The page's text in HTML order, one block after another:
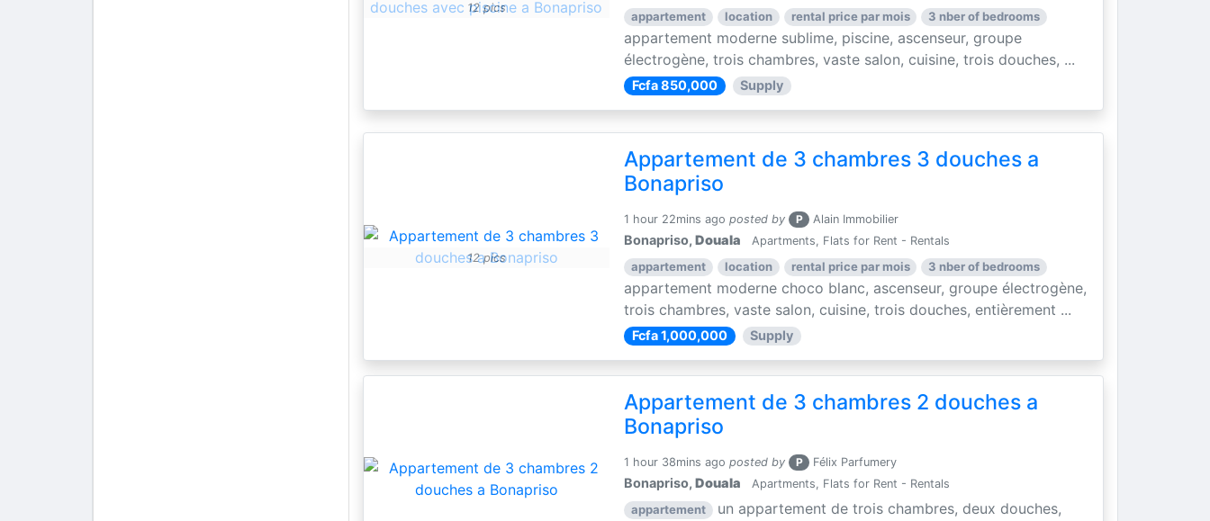
12 pics
appartement location rental price par mois 3 nber of bedrooms
appartement moderne sublime, piscine, ascenseur, groupe
électrogène, trois chambres, vaste salon, cuisine, trois douches, ...
Fcfa 850,000 Supply
12 pics
Appartement de 3 chambres 3 douches a
Bonapriso
1 hour 22mins ago posted by P Alain Immobilier
Bonapriso,Douala Apartments, Flats for Rent - Rentals
appartement location rental price par mois 3 nber of bedrooms
appartement moderne choco blanc, ascenseur, groupe électrogène,
trois chambres, vaste salon, cuisine, trois douches, entièrement ...
Fcfa 1,000,000 Supply
Appartement de 3 chambres 2 douches a
Bonapriso
1 hour 38mins ago posted by P Félix Parfumery
Bonapriso,Douala Apartments, Flats for Rent - Rentals
appartement
un appartement de trois chambres, deux douches,